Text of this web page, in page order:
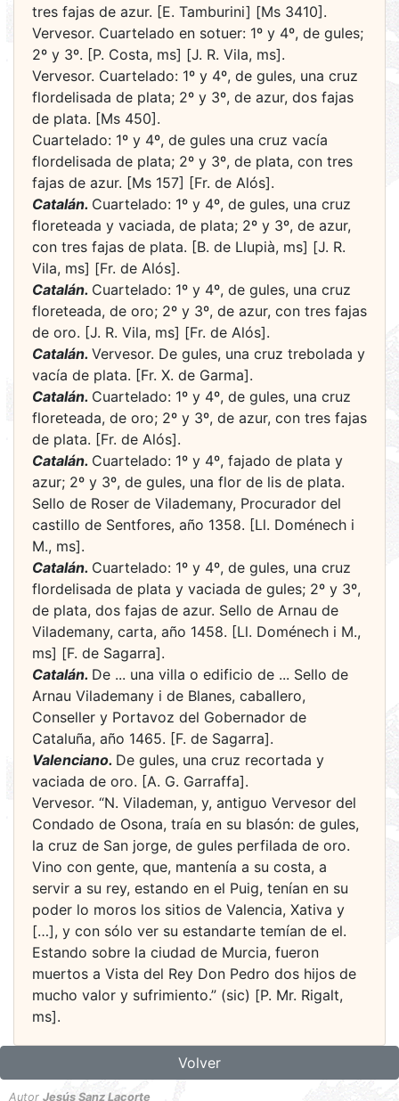
tres fajas de azur. [E. Tamburini] [Ms 3410].
Vervesor. Cuartelado en sotuer: 1º y 4º, de gules;
2º y 3º. [P. Costa, ms] [J. R. Vila, ms].
Vervesor. Cuartelado: 1º y 4º, de gules, una cruz
flordelisada de plata; 2º y 3º, de azur, dos fajas
de plata. [Ms 450].
Cuartelado: 1º y 4º, de gules una cruz vacía
flordelisada de plata; 2º y 3º, de plata, con tres
fajas de azur. [Ms 157] [Fr. de Alós].
Catalán. Cuartelado: 1º y 4º, de gules, una cruz
floreteada y vaciada, de plata; 2º y 3º, de azur,
con tres fajas de plata. [B. de Llupià, ms] [J. R.
Vila, ms] [Fr. de Alós].
Catalán. Cuartelado: 1º y 4º, de gules, una cruz
floreteada, de oro; 2º y 3º, de azur, con tres fajas
de oro. [J. R. Vila, ms] [Fr. de Alós].
Catalán. Vervesor. De gules, una cruz trebolada y
vacía de plata. [Fr. X. de Garma].
Catalán. Cuartelado: 1º y 4º, de gules, una cruz
floreteada, de oro; 2º y 3º, de azur, con tres fajas
de plata. [Fr. de Alós].
Catalán. Cuartelado: 1º y 4º, fajado de plata y
azur; 2º y 3º, de gules, una flor de lis de plata.
Sello de Roser de Vilademany, Procurador del
castillo de Sentfores, año 1358. [Ll. Doménech i
M., ms].
Catalán. Cuartelado: 1º y 4º, de gules, una cruz
flordelisada de plata y vaciada de gules; 2º y 3º,
de plata, dos fajas de azur. Sello de Arnau de
Vilademany, carta, año 1458. [Ll. Doménech i M.,
ms] [F. de Sagarra].
Catalán. De ... una villa o edificio de ... Sello de
Arnau Vilademany i de Blanes, caballero,
Conseller y Portavoz del Gobernador de
Cataluña, año 1465. [F. de Sagarra].
Valenciano. De gules, una cruz recortada y
vaciada de oro. [A. G. Garraffa].
Vervesor. “N. Vilademan, y, antiguo Vervesor del
Condado de Osona, traía en su blasón: de gules,
la cruz de San jorge, de gules perfilada de oro.
Vino con gente, que, mantenía a su costa, a
servir a su rey, estando en el Puig, tenían en su
poder lo moros los sitios de Valencia, Xativa y
[…], y con sólo ver su estandarte temían de el.
Estando sobre la ciudad de Murcia, fueron
muertos a Vista del Rey Don Pedro dos hijos de
mucho valor y sufrimiento.” (sic) [P. Mr. Rigalt,
ms].
Volver
Autor Jesús Sanz Lacorte